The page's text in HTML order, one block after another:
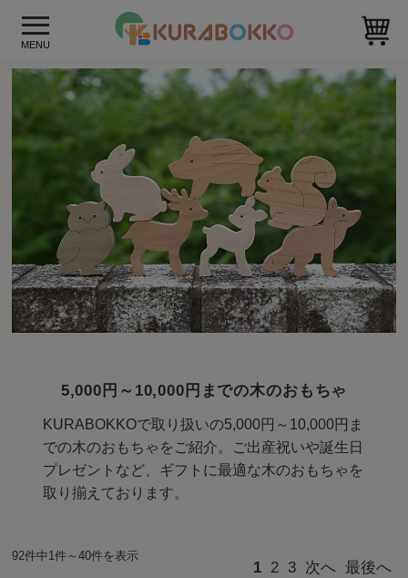
5,000円～10,000円までの木のおもちゃ
KURABOKKOで取り扱いの5,000円～10,000円ま
での木のおもちゃをご紹介。ご出産祝いや誕生日
プレゼントなど、ギフトに最適な木のおもちゃを
取り揃えております。
92件中1件～40件を表示
1 2 3 次へ 最後へ